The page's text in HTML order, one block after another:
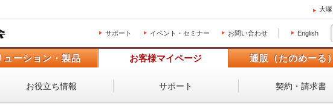
大
サポート イベント・セミナー お問い合わせ English
ューション・製品 お客様マイページ 通販（たのめーる
お役立ち情報 サポート 契約・請求書